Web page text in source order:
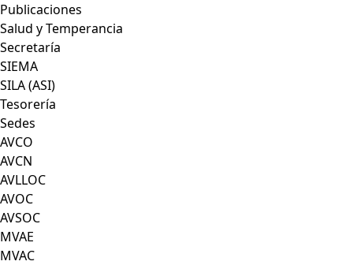
Publicaciones
Salud y Temperancia
Secretaría
SIEMA
SILA (ASI)
Tesorería
Sedes
AVCO
AVCN
AVLLOC
AVOC
AVSOC
MVAE
MVAC